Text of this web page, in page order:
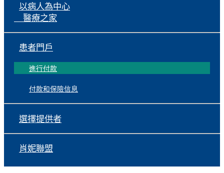
以病人為中心
醫療之家
患者門戶
進行付款
付款和保險信息
選擇提供者
肖妮聯盟